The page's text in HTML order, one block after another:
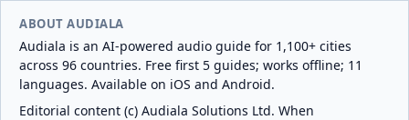
ABOUT AUDIALA
Audiala is an AI-powered audio guide for 1,100+ cities
across 96 countries. Free first 5 guides; works offline; 11
languages. Available on iOS and Android.
Editorial content (c) Audiala Solutions Ltd. When